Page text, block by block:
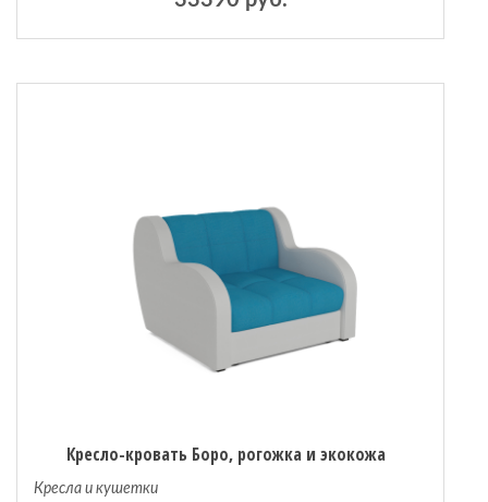
Кресло-кровать Боро, рогожка и экокожа
Кресла и кушетки